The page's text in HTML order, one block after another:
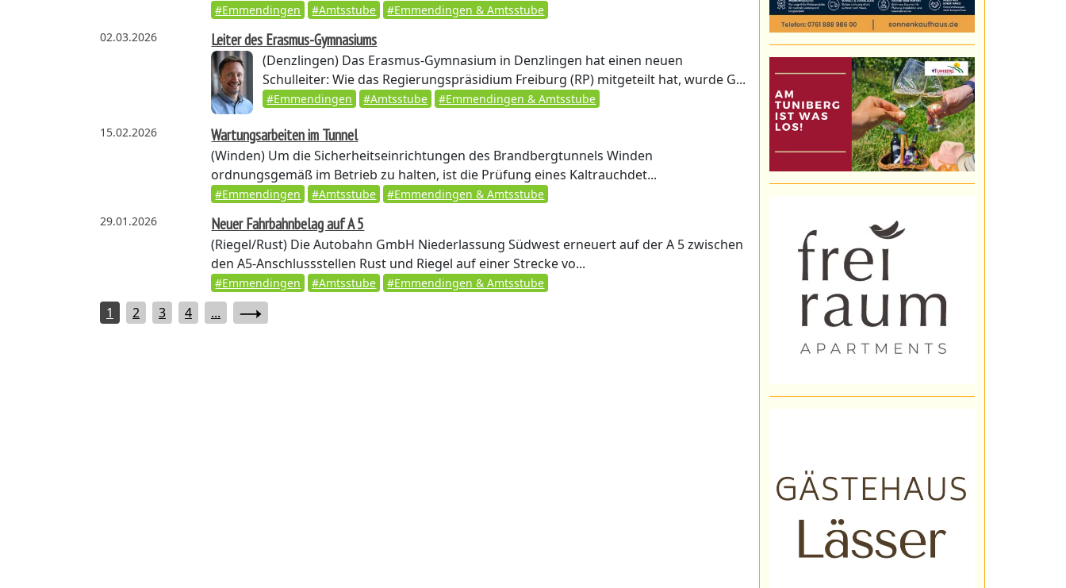
#Emmendingen #Amtsstube
#Emmendingen & Amtsstube
02.03.2026
Leiter des Erasmus-Gymnasiums
(Denzlingen) Das Erasmus-Gymnasium in Denzlingen hat einen neuen
Schulleiter: Wie das Regierungspräsidium Freiburg (RP) mitgeteilt hat, wurde G...
#Emmendingen #Amtsstube #Emmendingen & Amtsstube
15.02.2026 Wartungsarbeiten im Tunnel
(Winden) Um die Sicherheitseinrichtungen des Brandbergtunnels Winden
ordnungsgemäß im Betrieb zu halten, ist die Prüfung eines Kaltrauchdet...
#Emmendingen #Amtsstube
#Emmendingen & Amtsstube
29.01.2026
Neuer Fahrbahnbelag auf A 5
(Riegel/Rust) Die Autobahn GmbH Niederlassung Südwest erneuert auf der A 5 zwischen
den A5-Anschlussstellen Rust und Riegel auf einer Strecke vo...
#Emmendingen #Amtsstube #Emmendingen & Amtsstube
1 2 3 4 ...